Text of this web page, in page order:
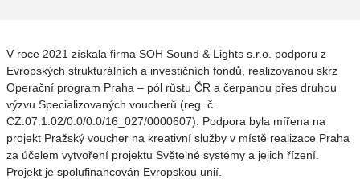
V roce 2021 získala firma SOH Sound & Lights s.r.o. podporu z
Evropských strukturálních a investičních fondů, realizovanou skrz
Operační program Praha – pól růstu ČR a čerpanou přes druhou
výzvu Specializovaných voucherů (reg. č.
CZ.07.1.02/0.0/0.0/16_027/0000607). Podpora byla mířena na
projekt Pražský voucher na kreativní služby v místě realizace Praha
za účelem vytvoření projektu Světelné systémy a jejich řízení.
Projekt je spolufinancován Evropskou unií.